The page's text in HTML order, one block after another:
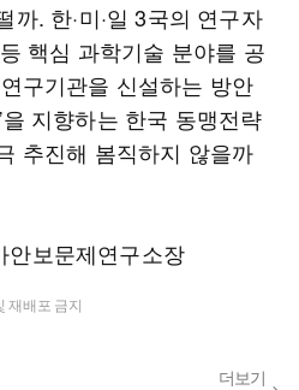
까. 한·미·일 3국의 연구자
핵심 과학기술 분야를 공
구기관을 신설하는 방안
지향하는 한국 동맹전략
추진해 봄직하지 않을까
안보문제연구소장
재배포 금지
더보기